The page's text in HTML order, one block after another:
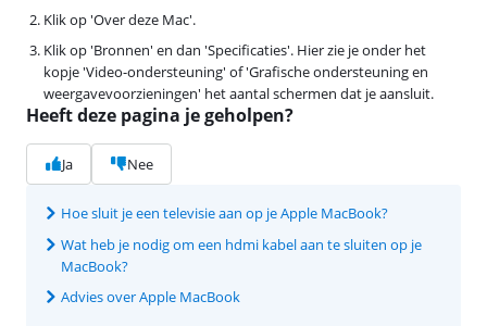
Klik op 'Over deze Mac'.
Klik op 'Bronnen' en dan 'Specificaties'. Hier zie je onder het
kopje 'Video-ondersteuning' of 'Grafische ondersteuning en
weergavevoorzieningen' het aantal schermen dat je aansluit.
Heeft deze pagina je geholpen?
Ja Nee
Hoe sluit je een televisie aan op je Apple MacBook?
Wat heb je nodig om een hdmi kabel aan te sluiten op je
MacBook?
Advies over Apple MacBook